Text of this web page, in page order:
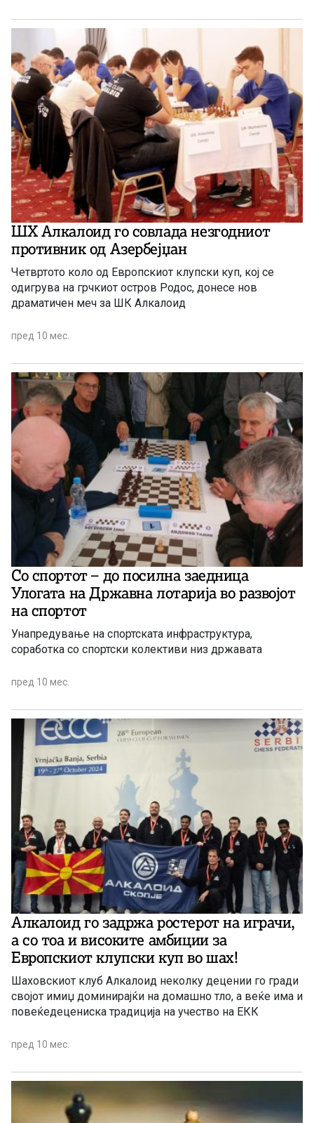
ШХ Алкалоид го совлада незгодниот
противник од Азербејџан
Четвртото коло од Европскиот клупски куп, кој се
одигрува на грчкиот остров Родос, донесе нов
драматичен меч за ШК Алкалоид
пред 10 мес.
Со спортот – до посилна заедница
Улогата на Државна лотарија во развојот
на спортот
Унапредување на спортската инфраструктура,
соработка со спортски колективи низ државата
пред 10 мес.
Алкалоид го задржа ростерот на играчи,
а со тоа и високите амбиции за
Европскиот клупски куп во шах!
Шаховскиот клуб Алкалоид неколку децении го гради
својот имиџ доминирајќи на домашно тло, а веќе има и
повеќедецениска традиција на учество на ЕКК
пред 10 мес.